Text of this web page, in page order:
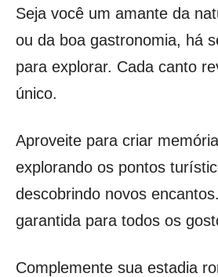
Seja você um amante da
ou da boa gastronomia, há
para explorar. Cada canto
único.
Aproveite para criar
explorando os pontos
descobrindo novos
garantida para todos os
Complemente sua estadia